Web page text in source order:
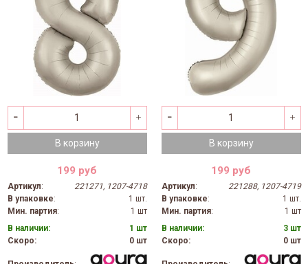
В корзину
199 руб
Артикул:
221271, 1207-4718
В упаковке:
1 шт.
Мин. партия:
1 шт
В наличии:
1 шт
Скоро:
0 шт
В корзину
199 руб
Артикул:
221288, 1207-4719
В упаковке:
1 шт.
Мин. партия:
1 шт
В наличии:
3 шт
Скоро:
0 шт